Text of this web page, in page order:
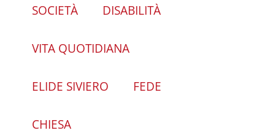
SOCIETÀ DISABILITÀ
VITA QUOTIDIANA
ELIDE SIVIERO FEDE
CHIESA